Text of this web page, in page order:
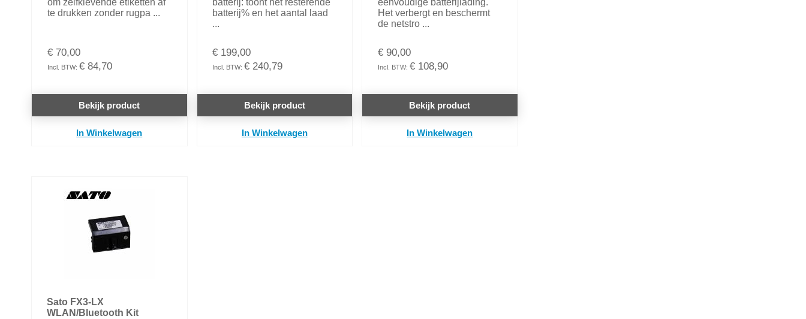
om zelfklevende etiketten af
te drukken zonder rugpa ...
€ 70,00
€ 84,70
Bekijk product
In Winkelwagen
batterij: toont het resterende
batterij% en het aantal laad
...
€ 199,00
€ 240,79
Bekijk product
In Winkelwagen
eenvoudige batterijlading.
Het verbergt en beschermt
de netstro ...
€ 90,00
€ 108,90
Bekijk product
In Winkelwagen
Sato FX3-LX
WLAN/Bluetooth Kit